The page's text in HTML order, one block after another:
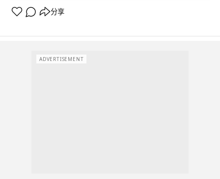
分享
ADVERTISEMENT